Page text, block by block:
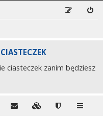
ciasteczek zanim będziesz